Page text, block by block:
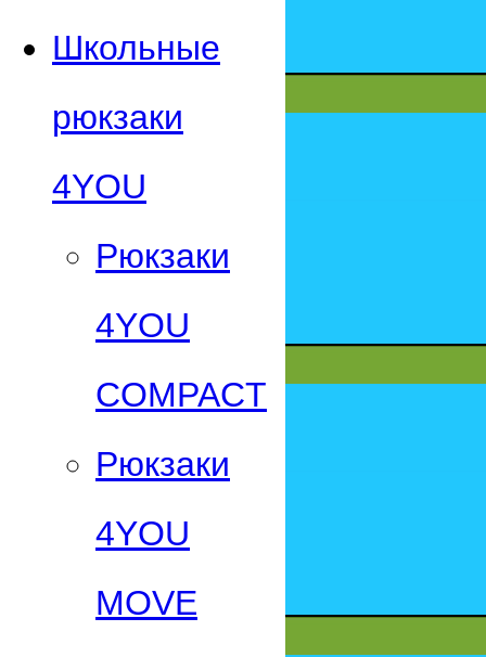
Школьные
рюкзаки
4YOU
Рюкзаки
4YOU
СOMPACT
Рюкзаки
4YOU
MOVE